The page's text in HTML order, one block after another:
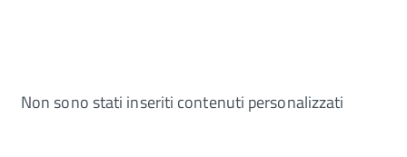
Non sono stati inseriti contenuti personalizzati